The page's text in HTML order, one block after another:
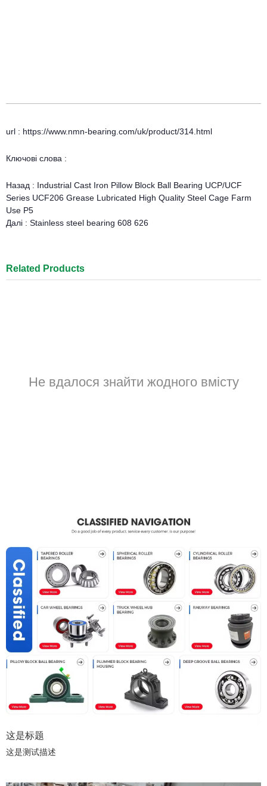
url : https://www.nmn-bearing.com/uk/product/314.html
Ключові слова :
Назад : Industrial Cast Iron Pillow Block Ball Bearing UCP/UCF
Series UCF206 Grease Lubricated High Quality Steel Cage Farm
Use P5
Далі : Stainless steel bearing 608 626
Related Products
Не вдалося знайти жодного вмісту
这是标题
这是测试描述